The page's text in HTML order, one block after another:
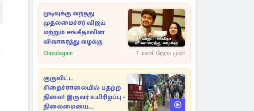
முடிவுக்கு வந்தது
முதலமைச்சர் விஜய்
மற்றும் சங்கீதாவின்
விவாகரத்து வழக்கு
Cineulagam 7 மணி நேரம் முன்
குருவிட்ட
சிறைச்சாலையில் பதற்ற
நிலை! இருவர் உயிரிழப்பு -
நிலைமையை